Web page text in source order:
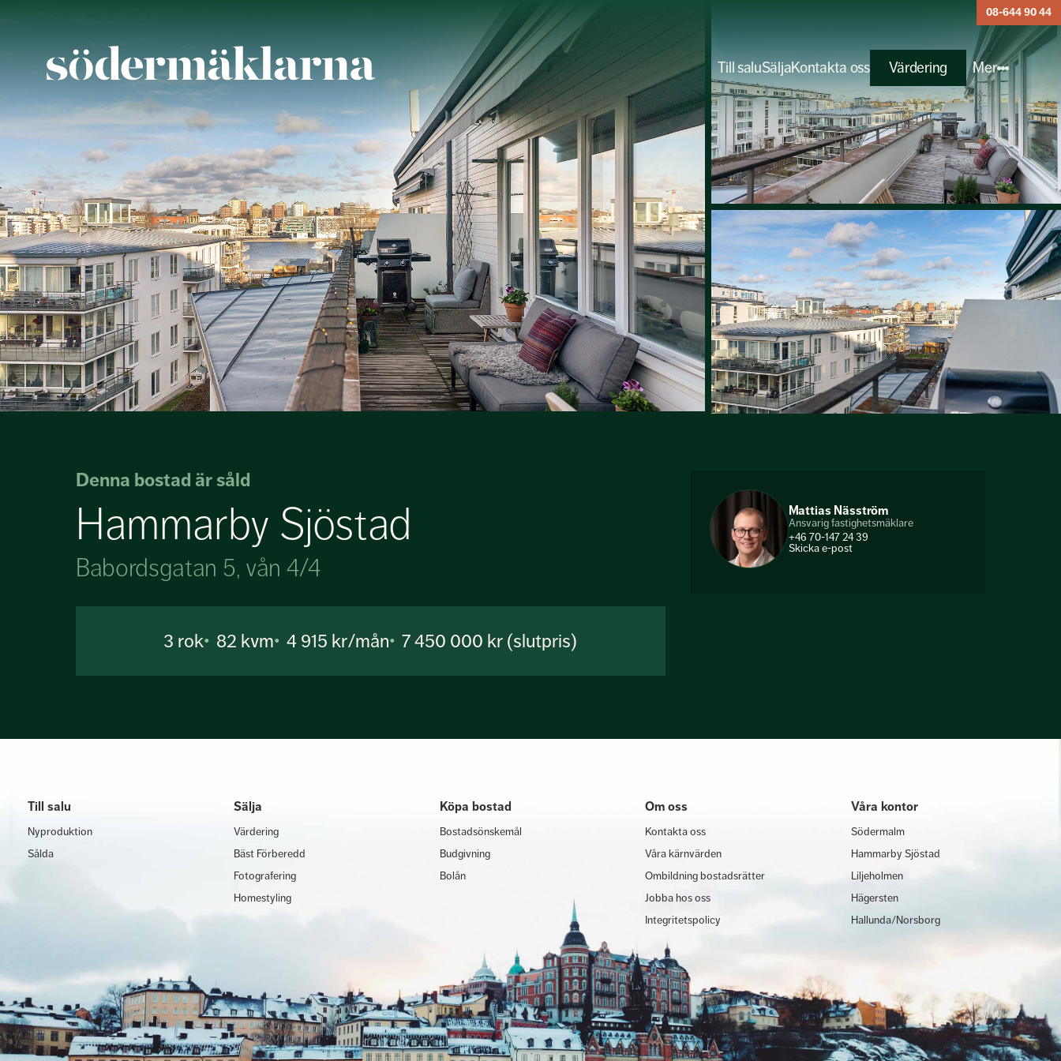
Till saluSäljaKontakta oss Värdering Mer
08-644 90 44
Denna bostad är såld
Babordsgatan 5, vån 4/4
Hammarby Sjöstad
3 rok 82 kvm 4 915 kr/mån 7 450 000 kr (slutpris)
Mattias Näsström
Ansvarig fastighetsmäklare
+46 70-147 24 39
Skicka e-post
Till salu
Nyproduktion
Sålda
Sälja
Värdering
Bäst Förberedd
Fotografering
Homestyling
Köpa bostad
Bostadsönskemål
Budgivning
Bolån
Om oss
Kontakta oss
Våra kärnvärden
Ombildning bostadsrätter
Jobba hos oss
Integritetspolicy
Våra kontor
Södermalm
Hammarby Sjöstad
Liljeholmen
Hägersten
Hallunda/Norsborg